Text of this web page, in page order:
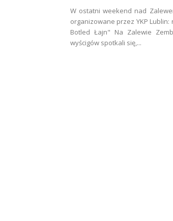
W ostatni weekend nad
organizowane przez YKP Lublin:
Botled Łajn" Na Zalewie
wyścigów spotkali się,...